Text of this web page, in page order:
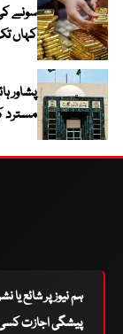
سونے
کہاں
پشاور
مسترد
ہم نیوز پر شائع یا
پیشگی اجازت کسی